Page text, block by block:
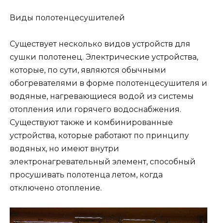
Виды полотенцесушителей
Существует несколько видов устройств для
сушки полотенец. Электрические устройства,
которые, по сути, являются обычными
обогревателями в форме полотенцесушителя и
водяные, нагревающиеся водой из системы
отопления или горячего водоснабжения.
Существуют также и комбинированные
устройства, которые работают по принципу
водяных, но имеют внутри
электронагревательный элемент, способный
просушивать полотенца летом, когда
отключено отопление.